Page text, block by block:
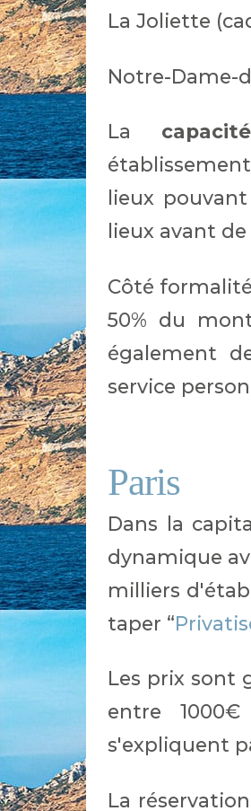
La Joliette
Notre-Dame-
La
lieux
lieux avant
Côté
50% du
également
service
Paris
Dans la
dynamique
milliers
taper “
Les prix sont
entre
s'expliquent
La